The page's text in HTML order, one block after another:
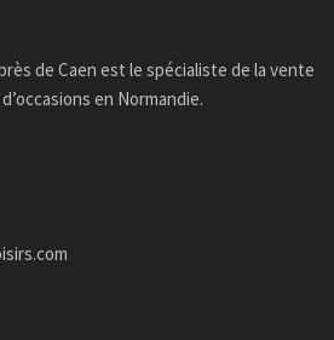
de Caen est le spécialiste de la vente
en Normandie.